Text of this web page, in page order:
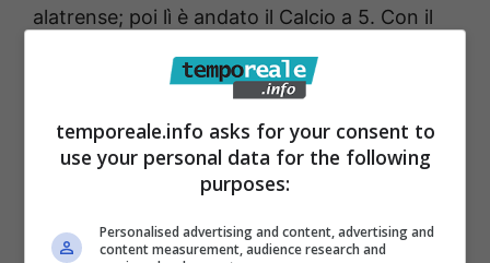
alatrense; poi lì è andato il Calcio a 5. Con il
passare del tempo è diventato un
Ora verrà riqualificato: “Diventerà uno spazio
polifunzionale per attività sportive e
ricreative” –
spiega l’assessore ai Lavori
Pubblici e vice-sindaco Roberto Addesse.
temporeale.info asks for your consent to
use your personal data for the following
purposes:
Personalised advertising and content, advertising and
content measurement, audience research and